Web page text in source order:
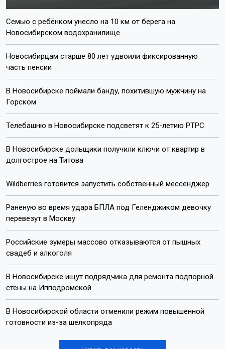
Семью с ребёнком унесло на 10 км от берега на
Новосибирском водохранилище
Новосибирцам старше 80 лет удвоили фиксированную
часть пенсии
В Новосибирске поймали банду, похитившую мужчину на
Горском
Телебашню в Новосибирске подсветят к 25-летию РТРС
В Новосибирске дольщики получили ключи от квартир в
долгострое на Титова
Wildberries готовится запустить собственный мессенджер
Раненую во время удара БПЛА под Геленджиком девочку
перевезут в Москву
Российские зумеры массово отказываются от пышных
свадеб и алкоголя
В Новосибирске ищут подрядчика для ремонта подпорной
стены на Ипподромской
В Новосибирской области отменили режим повышенной
готовности из-за шелкопряда